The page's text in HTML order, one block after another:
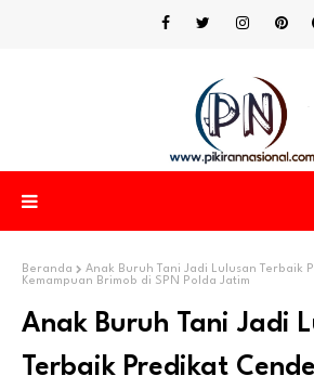
Beranda
Anak Buruh Tani Jadi Lulusan Terbaik
Kemampuan Brimob di SPN Polda Jatim
Anak Buruh Tani Jadi
Terbaik Predikat